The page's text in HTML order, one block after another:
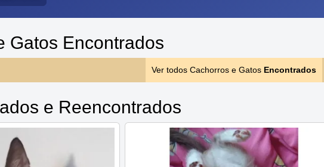
Gatos Encontrados
Ver todos Cachorros e Gatos Encontrados
e Reencontrados